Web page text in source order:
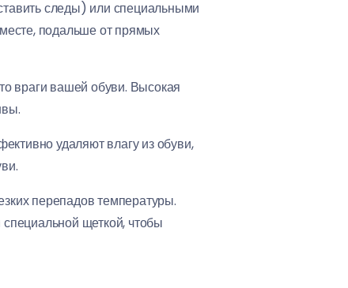
следы) или специальными
подальше от прямых
враги вашей обуви. Высокая
удаляют влагу из обуви,
перепадов температуры.
щеткой, чтобы